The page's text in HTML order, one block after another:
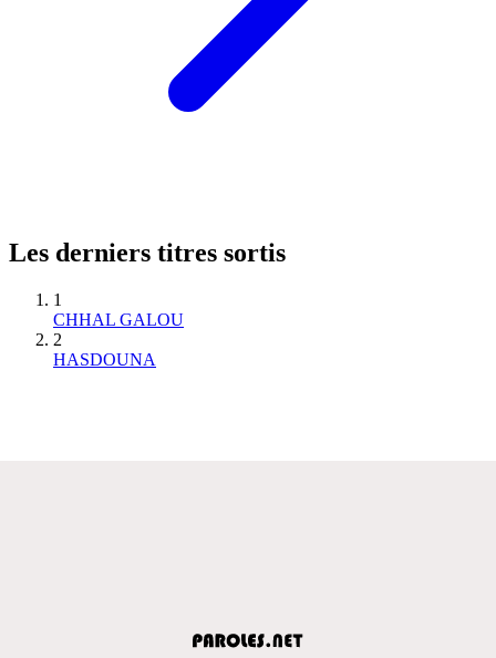
Les derniers titres sortis
1
CHHAL GALOU
2
HASDOUNA